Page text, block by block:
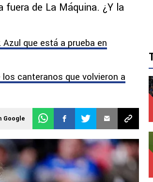
fuera de La Máquina. ¿Y la
que está a prueba en
canteranos que volvieron a
Google